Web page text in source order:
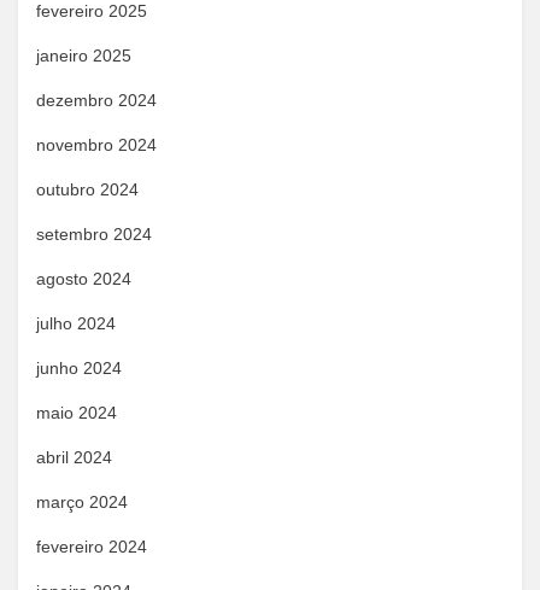
fevereiro 2025
janeiro 2025
dezembro 2024
novembro 2024
outubro 2024
setembro 2024
agosto 2024
julho 2024
junho 2024
maio 2024
abril 2024
março 2024
fevereiro 2024